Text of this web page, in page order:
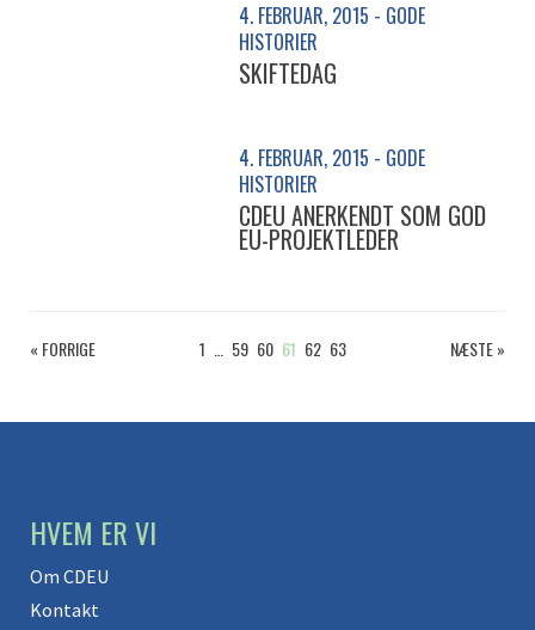
4. FEBRUAR, 2015 - GODE
HISTORIER
SKIFTEDAG
4. FEBRUAR, 2015 - GODE
HISTORIER
CDEU ANERKENDT SOM GOD
EU-PROJEKTLEDER
« FORRIGE 1 59 60 61 62 63 NÆSTE »
HVEM ER VI
Om CDEU
Kontakt